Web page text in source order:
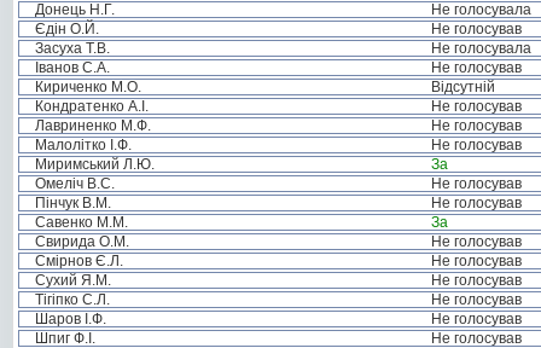
Донець Н.Г.
Не голосувала
Єдін О.Й.
Не голосував
Засуха Т.В.
Не голосувала
Іванов С.А.
Не голосував
Кириченко М.О.
Відсутній
Кондратенко А.І.
Не голосував
Лавриненко М.Ф.
Не голосував
Малолітко І.Ф.
Не голосував
Миримський Л.Ю.
За
Омеліч В.С.
Не голосував
Пінчук В.М.
Не голосував
Савенко М.М.
За
Свирида О.М.
Не голосував
Смірнов Є.Л.
Не голосував
Сухий Я.М.
Не голосував
Тігіпко С.Л.
Не голосував
Шаров І.Ф.
Не голосував
Шпиг Ф.І.
Не голосував